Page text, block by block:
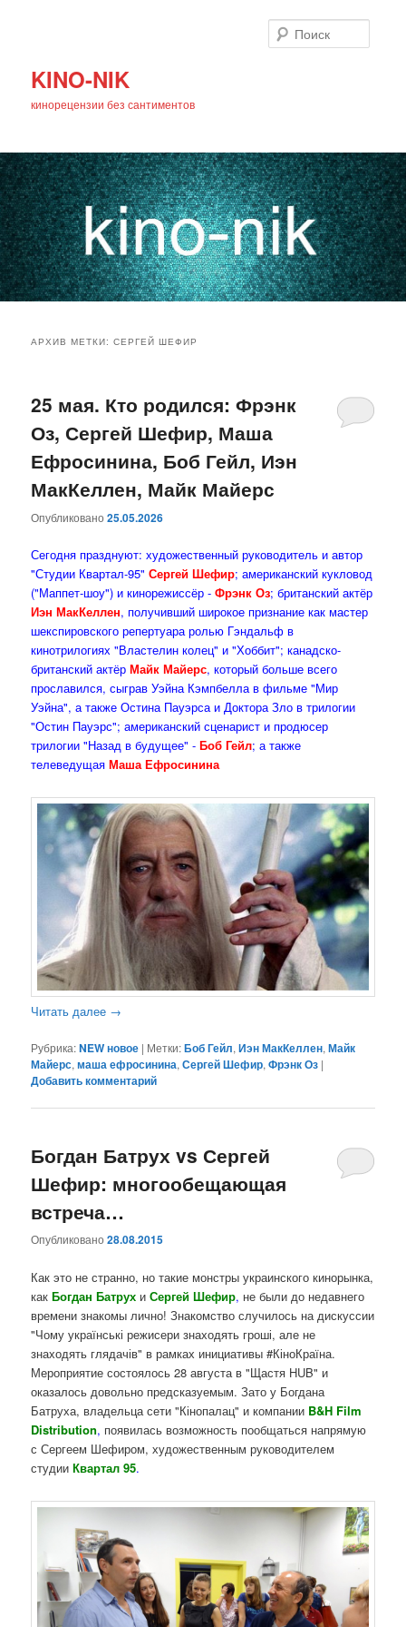
KINO-NIK
кинорецензии без сантиментов
основному
содержимому
дополнительному
содержимому
АРХИВ МЕТКИ:СЕРГЕЙ ШЕФИР
25 мая. Кто родился: Фрэнк
Оз, Сергей Шефир, Маша
Ефросинина, Боб Гейл, Иэн
МакКеллен, Майк Майерс
Опубликовано25.05.2026
Сегодня празднуют: художественный руководитель и автор
"Студии Квартал-95"Сергей Шефир; американский кукловод
("Маппет-шоу") и кинорежиссёр -Фрэнк Оз; британский актёр
Иэн МакКеллен, получивший широкое признание как мастер
шекспировского репертуара ролью Гэндальф в
кинотрилогиях "Властелин колец" и "Хоббит"; канадско-
британский актёр Майк Майерс, который больше всего
прославился, сыграв Уэйна Кэмпбелла в фильме "Мир
Уэйна", а также Остина Пауэрса и Доктора Зло в трилогии
"Остин Пауэрс"; американский сценарист и продюсер
трилогии "Назад в будущее" -Боб Гейл; а также
телеведущаяМаша Ефросинина
Читать далее →
Рубрика:NEW новое | Метки:Боб Гейл,Иэн МакКеллен,Майк
Майерс,маша ефросинина,Сергей Шефир,Фрэнк Оз |
Добавить комментарий
Богдан Батрух vs Сергей
Шефир: многообещающая
встреча…
Опубликовано28.08.2015
Как это не странно, но такие монстры украинского кинорынка,
как Богдан Батрух и Сергей Шефир, не были до недавнего
времени знакомы лично! Знакомство случилось на дискуссии
"Чому українські режисери знаходять гроші, але не
знаходять глядачів" в рамках инициативы #КіноКраїна.
Мероприятие состоялось 28 августа в "Щастя HUB" и
оказалось довольно предсказуемым. Зато у Богдана
Батруха, владельца сети "Кінопалац" и компании B&H Film
Distribution, появилась возможность пообщаться напрямую
с Сергеем Шефиром, художественным руководителем
студииКвартал 95.